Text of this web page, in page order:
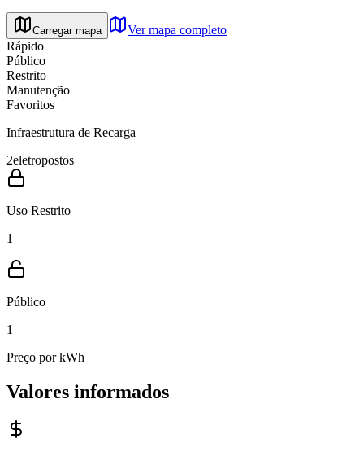
Carregar mapa
Ver mapa completo
Rápido
Público
Restrito
Manutenção
Favoritos
Infraestrutura de Recarga
2eletropostos
Uso Restrito
1
Público
1
Preço por kWh
Valores informados